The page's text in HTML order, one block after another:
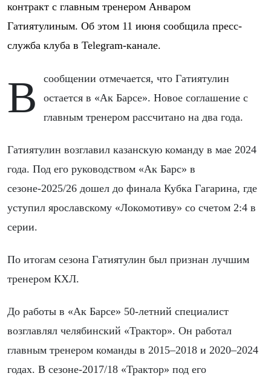
контракт с главным тренером Анваром
Гатиятулиным. Об этом 11 июня сообщила пресс-
служба клуба в Telegram-канале.
В сообщении отмечается, что Гатиятулин
остается в «Ак Барсе». Новое соглашение с
главным тренером рассчитано на два года.
Гатиятулин возглавил казанскую команду в мае 2024
года. Под его руководством «Ак Барс» в
сезоне-2025/26 дошел до финала Кубка Гагарина, где
уступил ярославскому «Локомотиву» со счетом 2:4 в
серии.
По итогам сезона Гатиятулин был признан лучшим
тренером КХЛ.
До работы в «Ак Барсе» 50-летний специалист
возглавлял челябинский «Трактор». Он работал
главным тренером команды в 2015–2018 и 2020–2024
годах. В сезоне-2017/18 «Трактор» под его